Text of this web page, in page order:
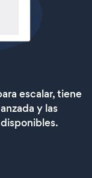
escalar, tiene
y las